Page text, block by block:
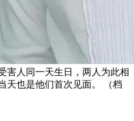
害人同一天生日，两人为此相
天也是他们首次见面。 （档